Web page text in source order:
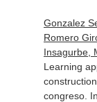
Gonzalez
Romero
Insagurbe,
Learning
congreso.